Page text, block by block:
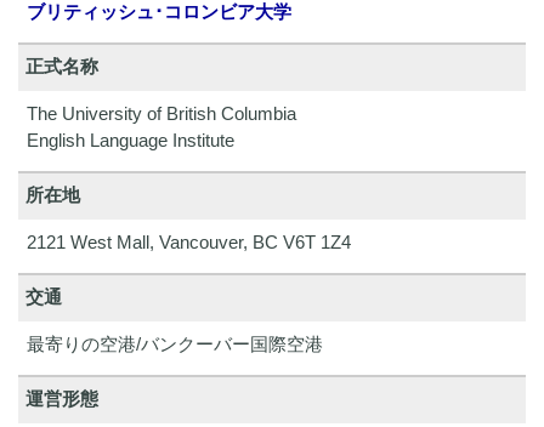
ブリティッシュ･コロンビア大学
正式名称
The University of British Columbia
English Language Institute
所在地
2121 West Mall, Vancouver, BC V6T 1Z4
交通
最寄りの空港/バンクーバー国際空港
運営形態